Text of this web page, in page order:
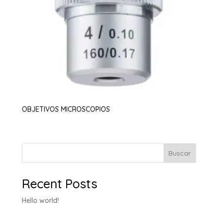
OBJETIVOS MICROSCOPIOS
Buscar
Recent Posts
Hello world!